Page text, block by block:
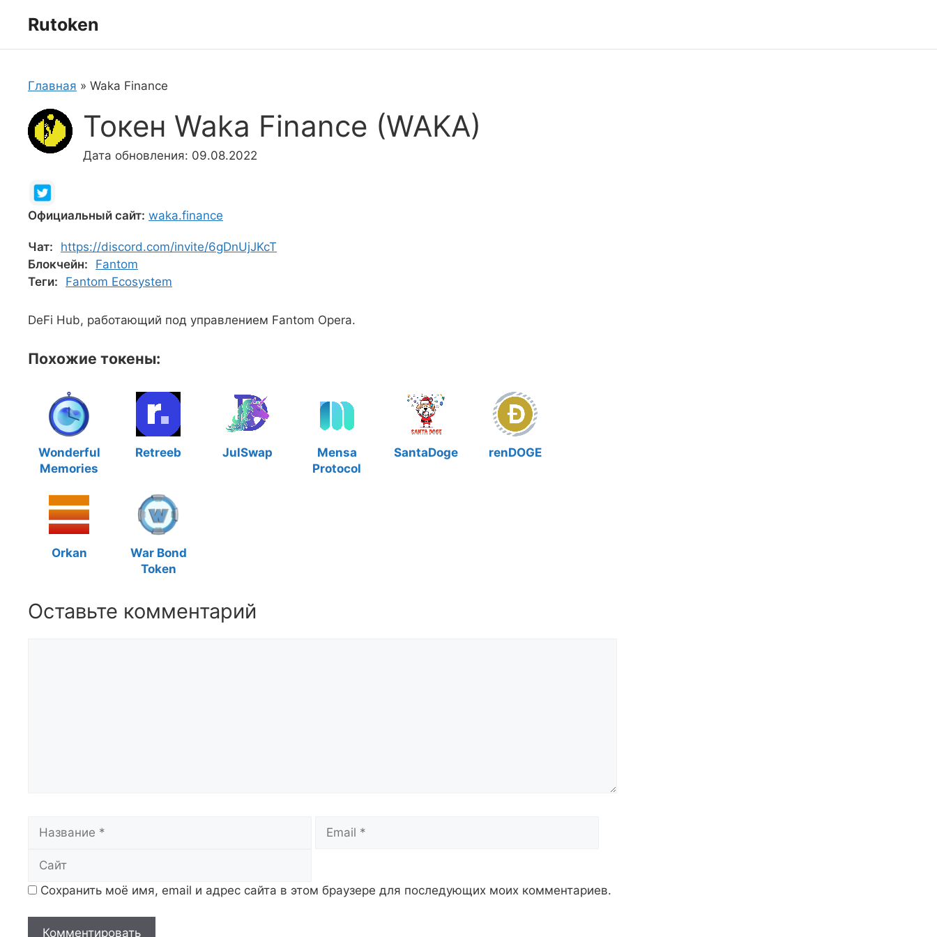
Rutoken
Главная » Waka Finance
Токен Waka Finance (WAKA)
Дата обновления: 09.08.2022
Официальный сайт: waka.finance
Чат:
https://discord.com/invite/6gDnUjJKcT
Блокчейн:
Fantom
Теги:
Fantom Ecosystem
DeFi Hub, работающий под управлением Fantom Opera.
Похожие токены:
Wonderful
Memories
Retreeb JulSwap
Mensa
Protocol
SantaDoge renDOGE
Orkan
War Bond
Token
Оставьте комментарий
Сохранить моё имя, email и адрес сайта в этом браузере для последующих моих комментариев.